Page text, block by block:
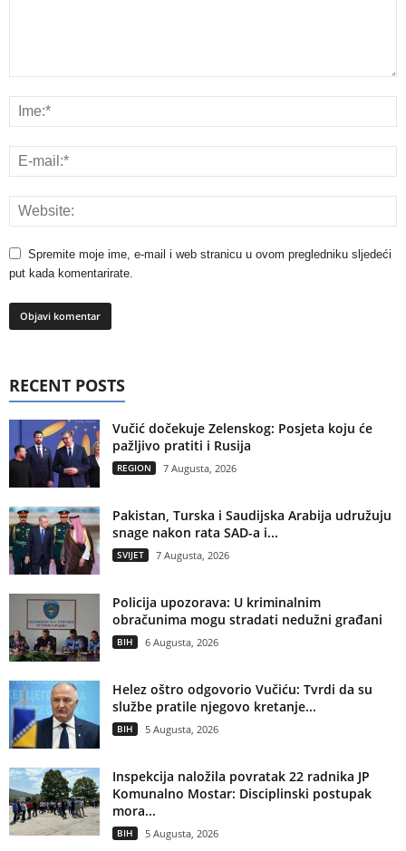
Spremite moje ime, e-mail i web stranicu u ovom pregledniku sljedeći
put kada komentarirate.
RECENT POSTS
Vučić dočekuje Zelenskog: Posjeta koju će
pažljivo pratiti i Rusija
REGION 7 Augusta, 2026
Pakistan, Turska i Saudijska Arabija udružuju
snage nakon rata SAD-a i...
SVIJET 7 Augusta, 2026
Policija upozorava: U kriminalnim
obračunima mogu stradati nedužni građani
BIH 6 Augusta, 2026
Helez oštro odgovorio Vučiću: Tvrdi da su
službe pratile njegovo kretanje...
BIH 5 Augusta, 2026
Inspekcija naložila povratak 22 radnika JP
Komunalno Mostar: Disciplinski postupak
mora...
BIH 5 Augusta, 2026